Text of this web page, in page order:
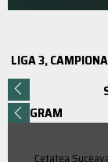
PROGRAM
Cetatea